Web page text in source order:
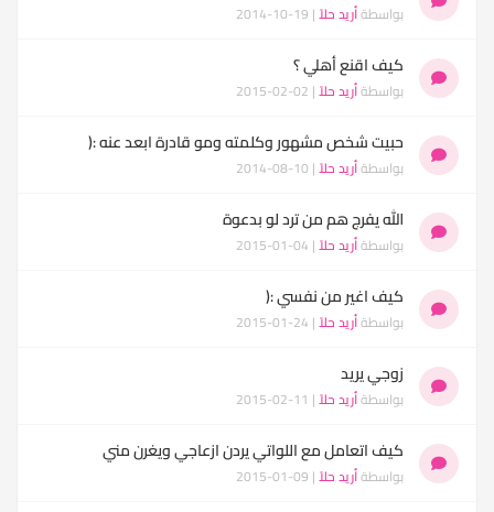
بواسطةأريد حلاً| 19-10-2014
كيف اقنع أهلي ؟
بواسطةأريد حلاً| 02-02-2015
حبيت شخص مشهور وكلمته ومو قادرة ابعد عنه :(
بواسطةأريد حلاً| 10-08-2014
الله يفرج هم من ترد لو بدعوة
بواسطةأريد حلاً| 04-01-2015
كيف اغير من نفسي :(
بواسطةأريد حلاً| 24-01-2015
زوجي يريد
بواسطةأريد حلاً| 11-02-2015
كيف اتعامل مع اللواتي يردن ازعاجي ويغرن مني
بواسطةأريد حلاً| 09-01-2015